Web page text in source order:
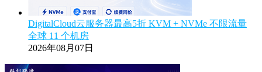
DigitalCloud云服务器最高5折 KVM + NVMe 不限流量
全球 11 个机房
2026年08月07日